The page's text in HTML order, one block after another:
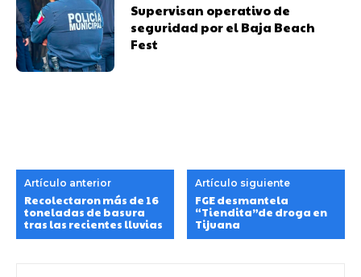
Supervisan operativo de
seguridad por el Baja Beach
Fest
Artículo anterior
Recolectaron más de 16
toneladas de basura
tras las recientes lluvias
Artículo siguiente
FGE desmantela
“Tiendita”de droga en
Tijuana